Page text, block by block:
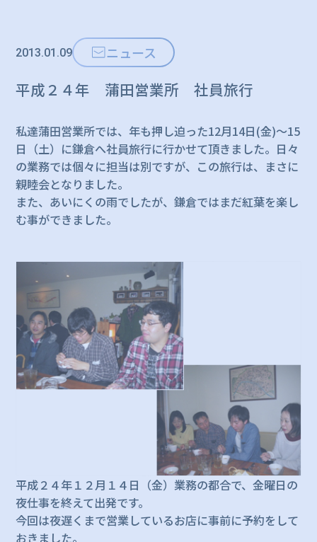
2013.01.09 ニュース
平成２４年 蒲田営業所 社員旅行
私達蒲田営業所では、年も押し迫った12月14日(金)～15
日（土）に鎌倉へ社員旅行に行かせて頂きました。日々
の業務では個々に担当は別ですが、この旅行は、まさに
親睦会となりました。
また、あいにくの雨でしたが、鎌倉ではまだ紅葉を楽し
む事ができました。
平成２４年１２月１４日（金）業務の都合で、金曜日の
夜仕事を終えて出発です。
今回は夜遅くまで営業しているお店に事前に予約をして
おきました。